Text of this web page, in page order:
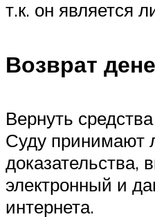
т.к. он является
Возврат
Вернуть
Суду принимают
доказательства,
электронный и
интернета.